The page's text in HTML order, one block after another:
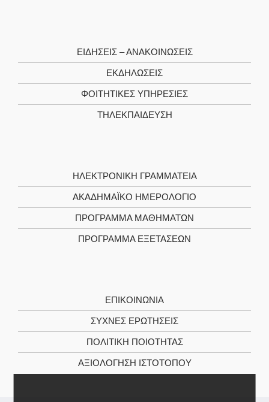
ΕΙΔΗΣΕΙΣ – ΑΝΑΚΟΙΝΩΣΕΙΣ
ΕΚΔΗΛΩΣΕΙΣ
ΦΟΙΤΗΤΙΚΈΣ ΥΠΗΡΕΣΊΕΣ
ΤΗΛΕΚΠΑΊΔΕΥΣΗ
ΗΛΕΚΤΡΟΝΙΚΉ ΓΡΑΜΜΑΤΕΊΑ
ΑΚΑΔΗΜΑΪΚΌ ΗΜΕΡΟΛΌΓΙΟ
ΠΡΌΓΡΑΜΜΑ ΜΑΘΗΜΆΤΩΝ
ΠΡΌΓΡΑΜΜΑ ΕΞΕΤΆΣΕΩΝ
ΕΠΙΚΟΙΝΩΝΊΑ
ΣΥΧΝΕΣ ΕΡΩΤΗΣΕΙΣ
ΠΟΛΙΤΙΚΉ ΠΟΙΌΤΗΤΑΣ
ΑΞΙΟΛΌΓΗΣΗ ΙΣΤΌΤΟΠΟΥ